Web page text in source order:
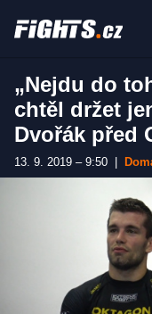
„Nejdu do
chtěl držet
Dvořák před
13. 9. 2019 – 9:50